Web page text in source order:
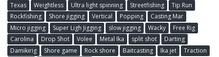
Texas
Weightless Ultra light spinning Streetfishing
Tip Run
Rockfishing
Shore jigging Vertical Popping
Casting Mar
Micro jigging
Super Ligh Jigging slow jigging Wacky
Free Rig
Carolina
Drop Shot Volee Metal Ika split shot
Darting
Damikirig
Shore game Rock shore Baitcasting Ika jet
Traction